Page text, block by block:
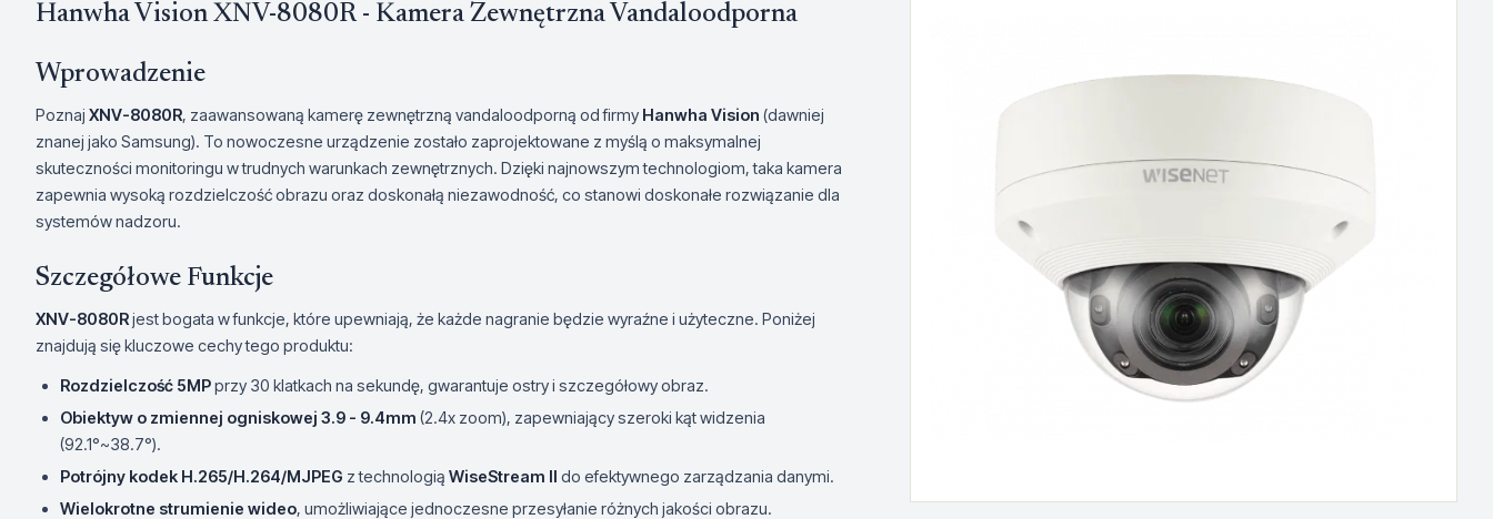
Hanwha Vision XNV-8080R - Kamera Zewnętrzna Vandaloodporna
Wprowadzenie
Poznaj XNV-8080R, zaawansowaną kamerę zewnętrzną vandaloodporną od firmy Hanwha Vision (dawniej
znanej jako Samsung). To nowoczesne urządzenie zostało zaprojektowane z myślą o maksymalnej
skuteczności monitoringu w trudnych warunkach zewnętrznych. Dzięki najnowszym technologiom, taka kamera
zapewnia wysoką rozdzielczość obrazu oraz doskonałą niezawodność, co stanowi doskonałe rozwiązanie dla
systemów nadzoru.
Szczegółowe Funkcje
XNV-8080Rjest bogata w funkcje, które upewniają, że każde nagranie będzie wyraźne i użyteczne. Poniżej
znajdują się kluczowe cechy tego produktu:
Rozdzielczość 5MPprzy 30 klatkach na sekundę, gwarantuje ostry i szczegółowy obraz.
Obiektyw o zmiennej ogniskowej 3.9 - 9.4mm (2.4x zoom), zapewniający szeroki kąt widzenia
(92.1°~38.7°).
Potrójny kodek H.265/H.264/MJPEG z technologią WiseStream II do efektywnego zarządzania danymi.
Wielokrotne strumienie wideo, umożliwiające jednoczesne przesyłanie różnych jakości obrazu.